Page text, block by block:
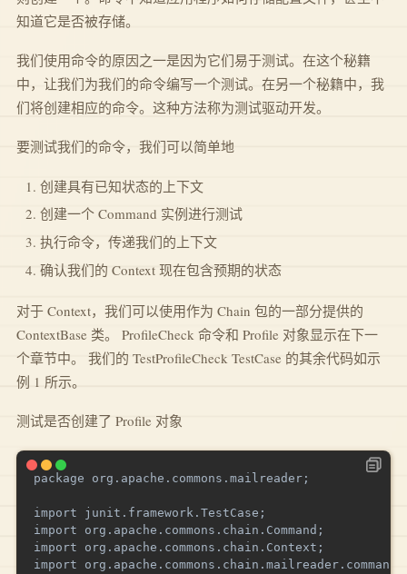
知道它是否被存储。
我们使用命令的原因之一是因为它们易于测试。在这个秘籍
中，让我们为我们的命令编写一个测试。在另一个秘籍中，我
们将创建相应的命令。这种方法称为测试驱动开发。
要测试我们的命令，我们可以简单地
创建具有已知状态的上下文
创建一个 Command 实例进行测试
执行命令，传递我们的上下文
确认我们的 Context 现在包含预期的状态
对于 Context，我们可以使用作为 Chain 包的一部分提供的
ContextBase 类。 ProfileCheck 命令和 Profile 对象显示在下一
个章节中。 我们的 TestProfileCheck TestCase 的其余代码如示
例 1 所示。
测试是否创建了 Profile 对象
package org.apache.commons.mailreader;
import junit.framework.TestCase;
import org.apache.commons.chain.Command;
import org.apache.commons.chain.Context;
import